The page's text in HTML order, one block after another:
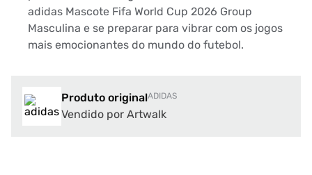
adidas Mascote Fifa World Cup 2026 Group
Masculina e se preparar para vibrar com os jogos
mais emocionantes do mundo do futebol.
Produto originalADIDAS
Vendido por Artwalk